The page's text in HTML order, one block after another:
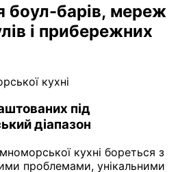
боул-барів, мереж
і прибережних
кухні
під
діапазон
кухні бореться з
проблемами, унікальними